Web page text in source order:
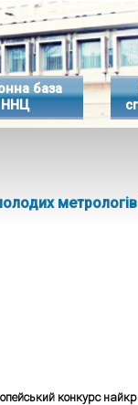
база
ННЦ
метрологів
конкурс